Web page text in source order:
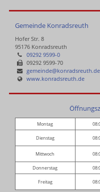
Gemeinde Konradsreuth
Hofer Str. 8
95176 Konradsreuth
09292 9599-0
09292 9599-70
gemeinde@konradsreuth.de
www.konradsreuth.de
Montag
Dienstag
Mittwoch
Donnerstag
Freitag